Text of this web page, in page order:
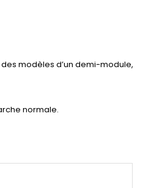
modèles d’un demi-module,
normale.